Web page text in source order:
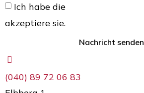
Ich habe die
akzeptiere sie.
Nachricht senden
(040) 89 72 06 83